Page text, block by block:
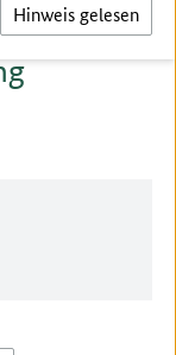
Hinweis gelesen